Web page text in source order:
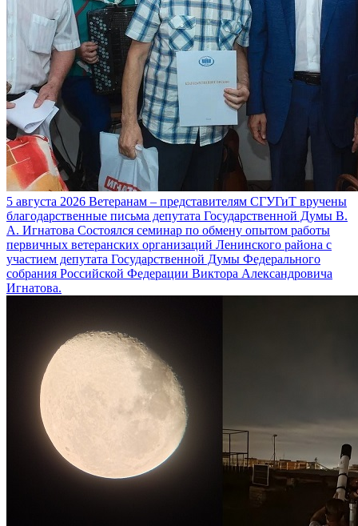
5 августа 2026 Ветеранам – представителям СГУГиТ вручены
благодарственные письма депутата Государственной Думы В.
А. Игнатова Состоялся семинар по обмену опытом работы
первичных ветеранских организаций Ленинского района с
участием депутата Государственной Думы Федерального
собрания Российской Федерации Виктора Александровича
Игнатова.